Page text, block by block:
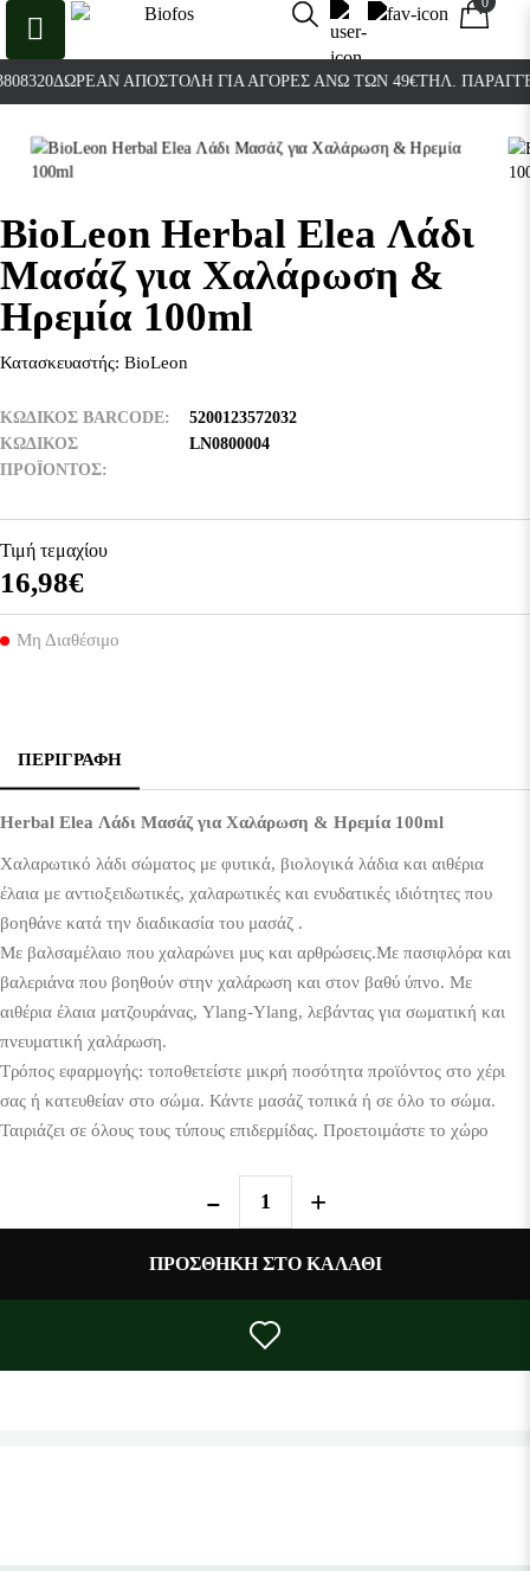
ΔΩΡΕΆΝ ΑΠΟΣΤΟΛΉ ΓΙΑ ΑΓΟΡΈΣ ΆΝΩ ΤΩΝ 49€ΤΗΛ.
BioLeon Herbal Elea Λάδι
Μασάζ για Χαλάρωση &
Ηρεμία 100ml
Κατασκευαστής: BioLeon
ΚΩΔΙΚΟΣ BARCODE
5200123572032
ΚΩΔΙΚΌΣ
ΠΡΟΪΌΝΤΟΣ
LN0800004
Τιμή τεμαχίου
16,98€
Μη Διαθέσιμο
ΠΕΡΙΓΡΑΦΉ
Herbal Elea Λάδι Μασάζ για Χαλάρωση & Ηρεμία 100ml
Χαλαρωτικό λάδι σώματος με φυτικά, βιολογικά λάδια και αιθέρια
έλαια με αντιοξειδωτικές, χαλαρωτικές και ενυδατικές ιδιότητες που
βοηθάνε κατά την διαδικασία του μασάζ .
Με βαλσαμέλαιο που χαλαρώνει μυς και αρθρώσεις.Με πασιφλόρα και
βαλεριάνα που βοηθούν στην χαλάρωση και στον βαθύ ύπνο. Με
αιθέρια έλαια ματζουράνας, Ylang-Ylang, λεβάντας για σωματική και
πνευματική χαλάρωση.
Τρόπος εφαρμογής: τοποθετείστε μικρή ποσότητα προϊόντος στο χέρι
σας ή κατευθείαν στο σώμα. Κάντε μασάζ τοπικά ή σε όλο το σώμα.
Ταιριάζει σε όλους τους τύπους επιδερμίδας. Προετοιμάστε το χώρο
ΠΡΟΣΘΉΚΗ ΣΤΟ ΚΑΛΆΘΙ